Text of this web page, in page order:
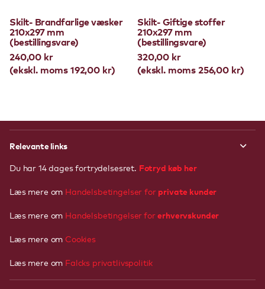
Skilt- Brandfarlige væsker
210x297 mm
(bestillingsvare)
240,00 kr
(ekskl. moms 192,00 kr)
Skilt- Giftige stoffer
210x297 mm
(bestillingsvare)
320,00 kr
(ekskl. moms 256,00 kr)
Relevante links
Du har 14 dages fortrydelsesret. Fotryd køb her
Læs mere om Handelsbetingelser for private kunder
Læs mere om Handelsbetingelserforerhvervskunder
Læs mere om Cookies
Læs mere om Falcks privatlivspolitik